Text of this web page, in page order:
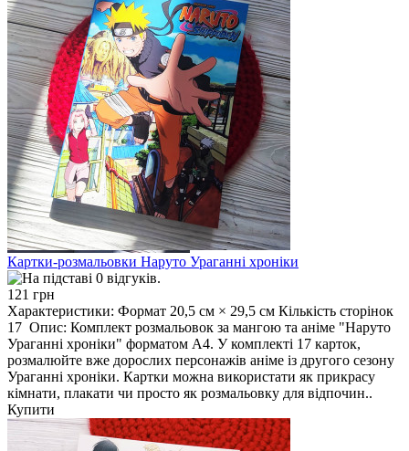
Картки-розмальовки Наруто Ураганні хроніки
121 грн
Характеристики: Формат 20,5 см × 29,5 см Кількість сторінок
17 Опис: Комплект розмальовок за мангою та аніме "Наруто
Ураганні хроніки" форматом А4. У комплекті 17 карток,
розмалюйте вже дорослих персонажів аніме із другого сезону
Ураганні хроніки. Картки можна використати як прикрасу
кімнати, плакати чи просто як розмальовку для відпочин..
Купити